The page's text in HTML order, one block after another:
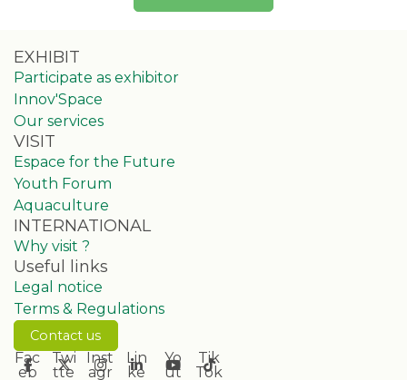
EXHIBIT
Participate as exhibitor
Innov'Space
Our services
VISIT
Espace for the Future
Youth Forum
Aquaculture
INTERNATIONAL
Why visit ?
Useful links
Legal notice
Terms & Regulations
Contact us
Fac
eb
Twi
tte
Inst
agr
Lin
ke
Yo
ut
Tik
Tok